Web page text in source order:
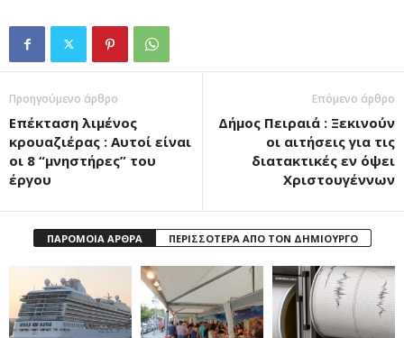
Προηγούμενο άρθρο
Επέκταση λιμένος
κρουαζιέρας : Αυτοί είναι
οι 8 “μνηστήρες” του
έργου
Επόμενο άρθρο
Δήμος Πειραιά : Ξεκινούν
οι αιτήσεις για τις
διατακτικές εν όψει
Χριστουγέννων
ΠΑΡΟΜΟΙΑ ΑΡΘΡΑ ΠΕΡΙΣΣΟΤΕΡΑ ΑΠΟ ΤΟΝ ΔΗΜΙΟΥΡΓΟ